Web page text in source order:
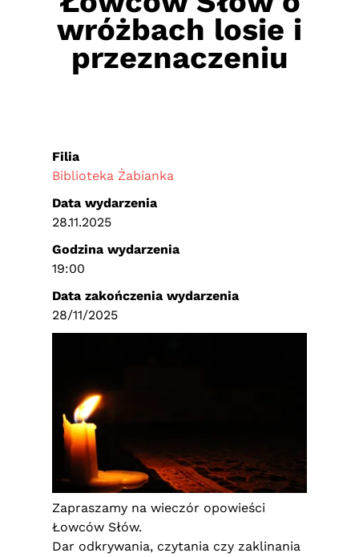
wróżbach losie i
przeznaczeniu
Zapraszamy na wieczór opowieści
Łowców Słów.
Dar odkrywania, czytania czy zaklinania
Filia
Biblioteka Żabianka
Data wydarzenia
28.11.2025
Godzina wydarzenia
19:00
Data zakończenia wydarzenia
28/11/2025